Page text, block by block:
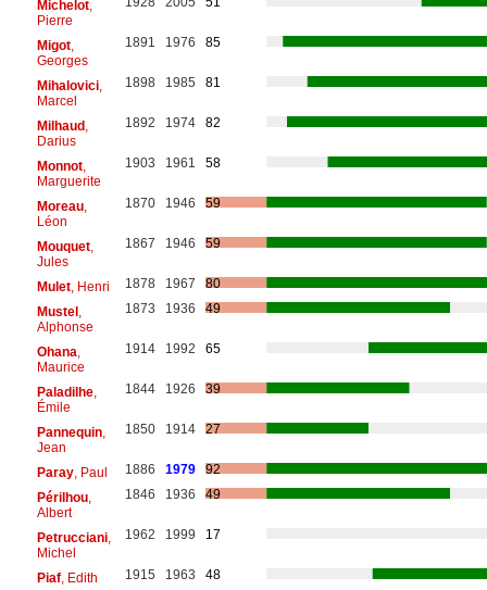
Michelot,
Pierre
Migot,
Georges
1891 1976 85
Mihalovici,
Marcel
1898 1985 81
Milhaud,
Darius
1892 1974 82
Monnot,
Marguerite
1903 1961 58
Moreau,
Léon
1870 1946 59
Mouquet,
Jules
1867 1946 59
Mulet, Henri 1878 1967
80
Mustel,
Alphonse
1873 1936 49
Ohana
Maurice
1914 1992 65
Paladilhe,
Émile
1844 1926 39
Pannequin,
Jean
1850 1914 27
Paray, Paul 1886 1979
92
Périlhou,
Albert
1846 1936 49
Petrucciani,
Michel
1962 1999 17
Piaf, Edith 1915 1963
48